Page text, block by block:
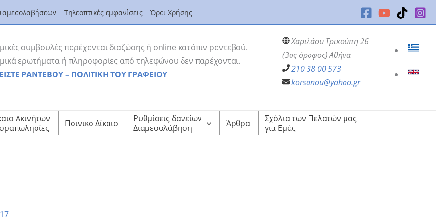
Τηλεοπτικές εμφανίσεις Όροι Χρήσης
συμβουλές παρέχονται διαζώσης ή online κατόπιν ραντεβού.
ερωτήματα ή πληροφορίες από τηλεφώνου δεν παρέχονται.
ΡΑΝΤΕΒΟΥ – ΠΟΛΙΤΙΚΗ ΤΟΥ ΓΡΑΦΕΙΟΥ
Χαριλάου Τρικούπη 26
(3ος όροφος) Αθήνα
210 38 00 573
korsanou@yahoo.gr
Ακινήτων
Ποινικό Δίκαιο
Ρυθμίσεις δανείων
Διαμεσολάβηση
Άρθρα
Σχόλια των Πελατών μας
για Εμάς